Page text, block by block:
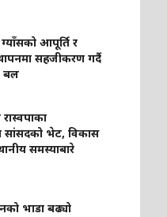
आपूर्ति र
सहजीकरण गर्दै
बल
रास्वपाका
सांसदको भेट, विकास
समस्याबारे
भाडा बढ्यो